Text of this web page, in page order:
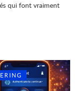
qui font vraiment